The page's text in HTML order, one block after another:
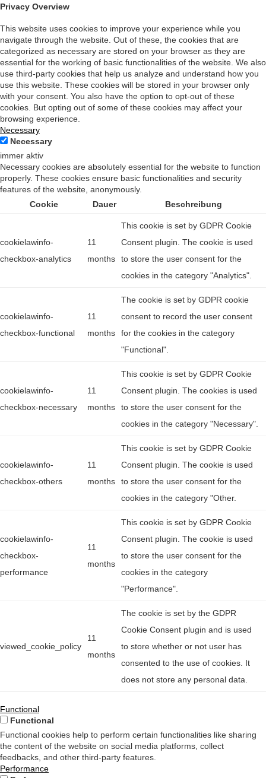
Privacy Overview
This website uses cookies to improve your experience while you
navigate through the website. Out of these, the cookies that are
categorized as necessary are stored on your browser as they are
essential for the working of basic functionalities of the website. We also
use third-party cookies that help us analyze and understand how you
use this website. These cookies will be stored in your browser only
with your consent. You also have the option to opt-out of these
cookies. But opting out of some of these cookies may affect your
browsing experience.
Necessary
Necessary
immer aktiv
Necessary cookies are absolutely essential for the website to function
properly. These cookies ensure basic functionalities and security
features of the website, anonymously.
Cookie
Dauer Beschreibung
cookielawinfo-
checkbox-analytics
11
months
This cookie is set by GDPR Cookie
Consent plugin. The cookie is used
to store the user consent for the
cookies in the category "Analytics".
cookielawinfo-
checkbox-functional
11
months
The cookie is set by GDPR cookie
consent to record the user consent
for the cookies in the category
"Functional".
cookielawinfo-
checkbox-necessary
11
months
This cookie is set by GDPR Cookie
Consent plugin. The cookies is used
to store the user consent for the
cookies in the category "Necessary".
cookielawinfo-
checkbox-others
11
months
This cookie is set by GDPR Cookie
Consent plugin. The cookie is used
to store the user consent for the
cookies in the category "Other.
cookielawinfo-
checkbox-
performance
11
months
This cookie is set by GDPR Cookie
Consent plugin. The cookie is used
to store the user consent for the
cookies in the category
"Performance".
viewed_cookie_policy
11
months
The cookie is set by the GDPR
Cookie Consent plugin and is used
to store whether or not user has
consented to the use of cookies. It
does not store any personal data.
Functional
Functional
Functional cookies help to perform certain functionalities like sharing
the content of the website on social media platforms, collect
feedbacks, and other third-party features.
Performance